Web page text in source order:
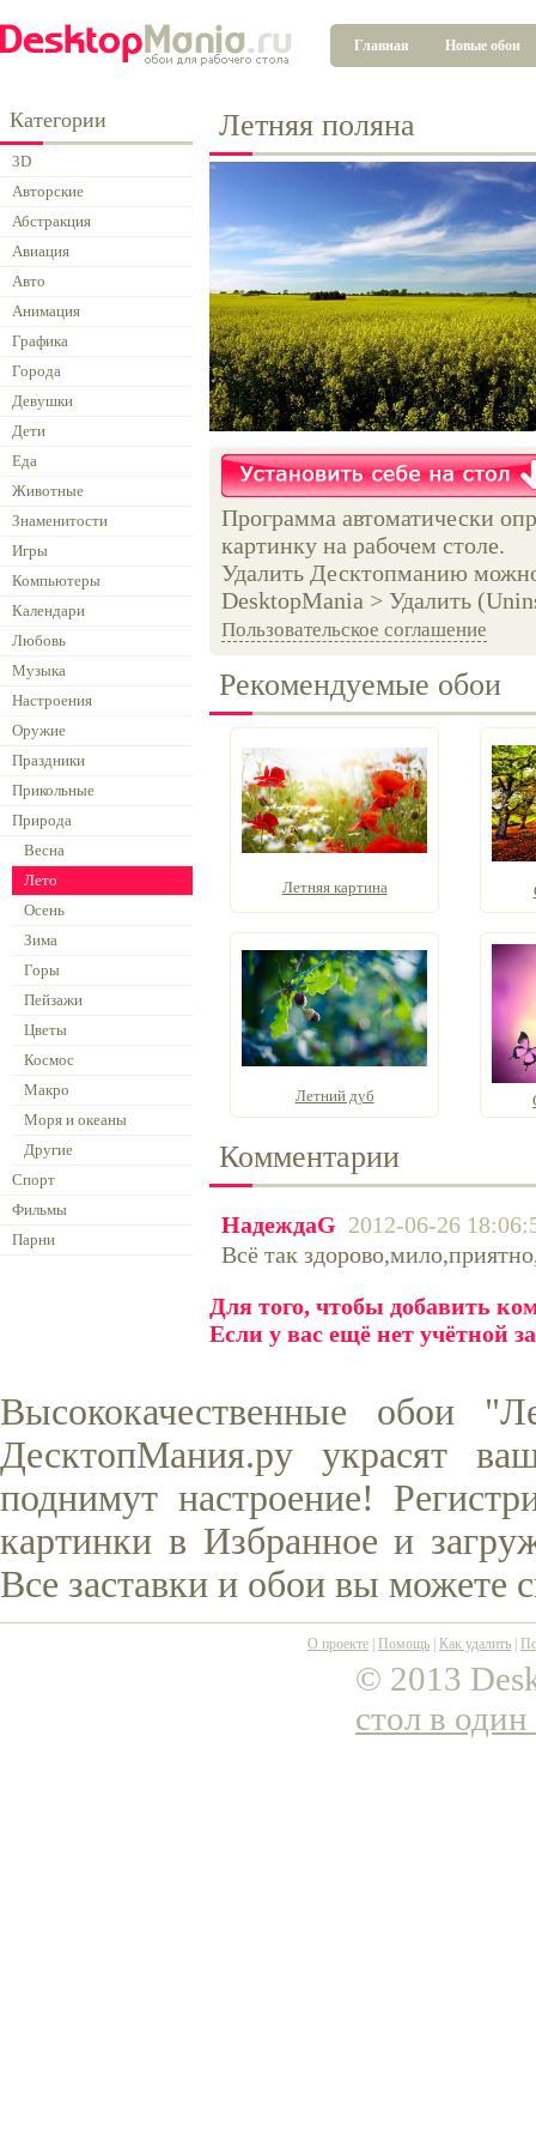
Главная Новые обои
Категории
3D
Авторские
Абстракция
Авиация
Авто
Анимация
Графика
Города
Девушки
Дети
Еда
Животные
Знаменитости
Игры
Компьютеры
Календари
Любовь
Музыка
Настроения
Оружие
Праздники
Прикольные
Природа
Весна
Лето
Осень
Зима
Горы
Пейзажи
Цветы
Космос
Макро
Моря и океаны
Другие
Спорт
Фильмы
Парни
Летняя поляна
Программа автоматически
картинку на рабочем столе.
Удалить Десктопманию
DesktopMania > Удалить
Пользовательское соглашение
Рекомендуемые обои
Летняя картина
Летний дуб
Комментарии
НадеждаG 2012-06-26
Всё так
Для того, чтобы добавить
Если у вас ещё нет учётной
Высококачественные обои
ДесктопМания.ру украсят
поднимут настроение!
картинки в Избранное и
Все заставки и обои вы можете
О проекте Помощь Как удалить
© 2013
стол в